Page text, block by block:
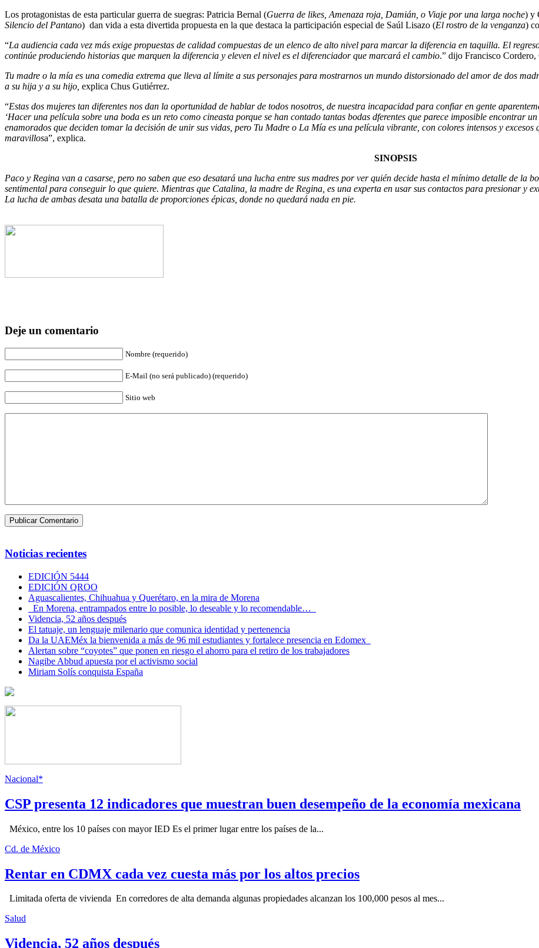
Los protagonistas de esta particular guerra de suegras: Patricia Bernal (Guerra de likes, Amenaza roja, Damián, o Viaje por una larga noche) y
Silencio del Pantano) dan vida a esta divertida propuesta en la que destaca la participación especial de Saúl Lisazo (El rostro de la venganza)
“La audiencia cada vez más exige propuestas de calidad compuestas de un elenco de alto nivel para marcar la diferencia en taquilla. El
continúe produciendo historias que marquen la diferencia y eleven el nivel es el diferenciador que marcará el cambio.” dijo Francisco
Tu madre o la mía es una comedia extrema que lleva al límite a sus personajes para mostrarnos un mundo distorsionado del amor de dos
a su hija y a su hijo, explica Chus Gutiérrez.
“Estas dos mujeres tan diferentes nos dan la oportunidad de hablar de todos nosotros, de nuestra incapacidad para confiar en gente
‘Hacer una película sobre una boda es un reto como cineasta porque se han contado tantas bodas dferentes que parece imposible encontrar
enamorados que deciden tomar la decisión de unir sus vidas, pero Tu Madre o La Mía es una película vibrante, con colores intensos y
maravillosa”, explica.
SINOPSIS
Paco y Regina van a casarse, pero no saben que eso desatará una lucha entre sus madres por ver quién decide hasta el mínimo detalle de la
sentimental para conseguir lo que quiere. Mientras que Catalina, la madre de Regina, es una experta en usar sus contactos para presionar y
La lucha de ambas desata una batalla de proporciones épicas, donde no quedará nada en pie.
Deje un comentario
Nombre (requerido)
E-Mail (no será publicado) (requerido)
Sitio web
Noticias recientes
EDICIÓN 5444
EDICIÓN QROO
Aguascalientes, Chihuahua y Querétaro, en la mira de Morena
En Morena, entrampados entre lo posible, lo deseable y lo recomendable…
Videncia, 52 años después
El tatuaje, un lenguaje milenario que comunica identidad y pertenencia
Da la UAEMéx la bienvenida a más de 96 mil estudiantes y fortalece presencia en Edomex
Alertan sobre “coyotes” que ponen en riesgo el ahorro para el retiro de los trabajadores
Nagibe Abbud apuesta por el activismo social
Miriam Solís conquista España
Nacional*
CSP presenta 12 indicadores que muestran buen desempeño de la economía mexicana
México, entre los 10 países con mayor IED Es el primer lugar entre los países de la...
Cd. de México
Rentar en CDMX cada vez cuesta más por los altos precios
Limitada oferta de vivienda En corredores de alta demanda algunas propiedades alcanzan los 100,000 pesos al mes...
Salud
Videncia, 52 años después